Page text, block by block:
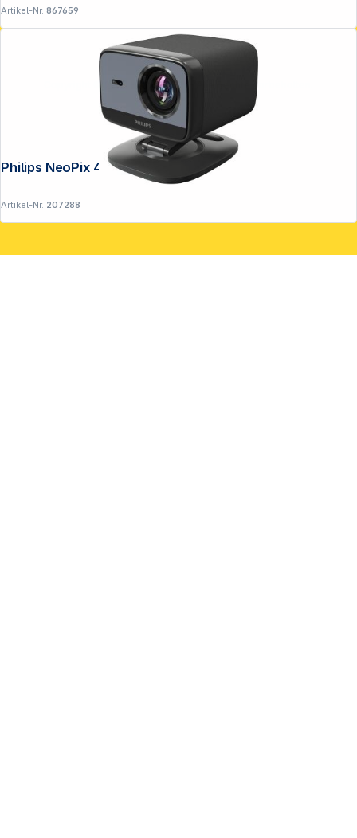
Artikel-Nr.:867659
Philips NeoPix 450 Smart
Artikel-Nr.:207288
Copyright © 2001 - 2026 DGH - Alle Rechte vorbehalten.